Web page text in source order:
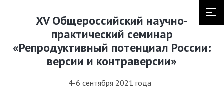
XV Общероссийский научно-
практический семинар
«Репродуктивный потенциал России:
версии и контраверсии»
4-6 сентября 2021 года